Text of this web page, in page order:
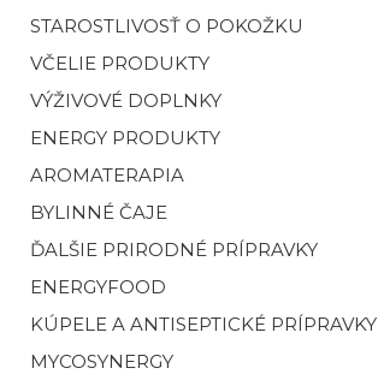
STAROSTLIVOSŤ O POKOŽKU
VČELIE PRODUKTY
VÝŽIVOVÉ DOPLNKY
ENERGY PRODUKTY
AROMATERAPIA
BYLINNÉ ČAJE
ĎALŠIE PRIRODNÉ PRÍPRAVKY
ENERGYFOOD
KÚPELE A ANTISEPTICKÉ PRÍPRAVKY
MYCOSYNERGY